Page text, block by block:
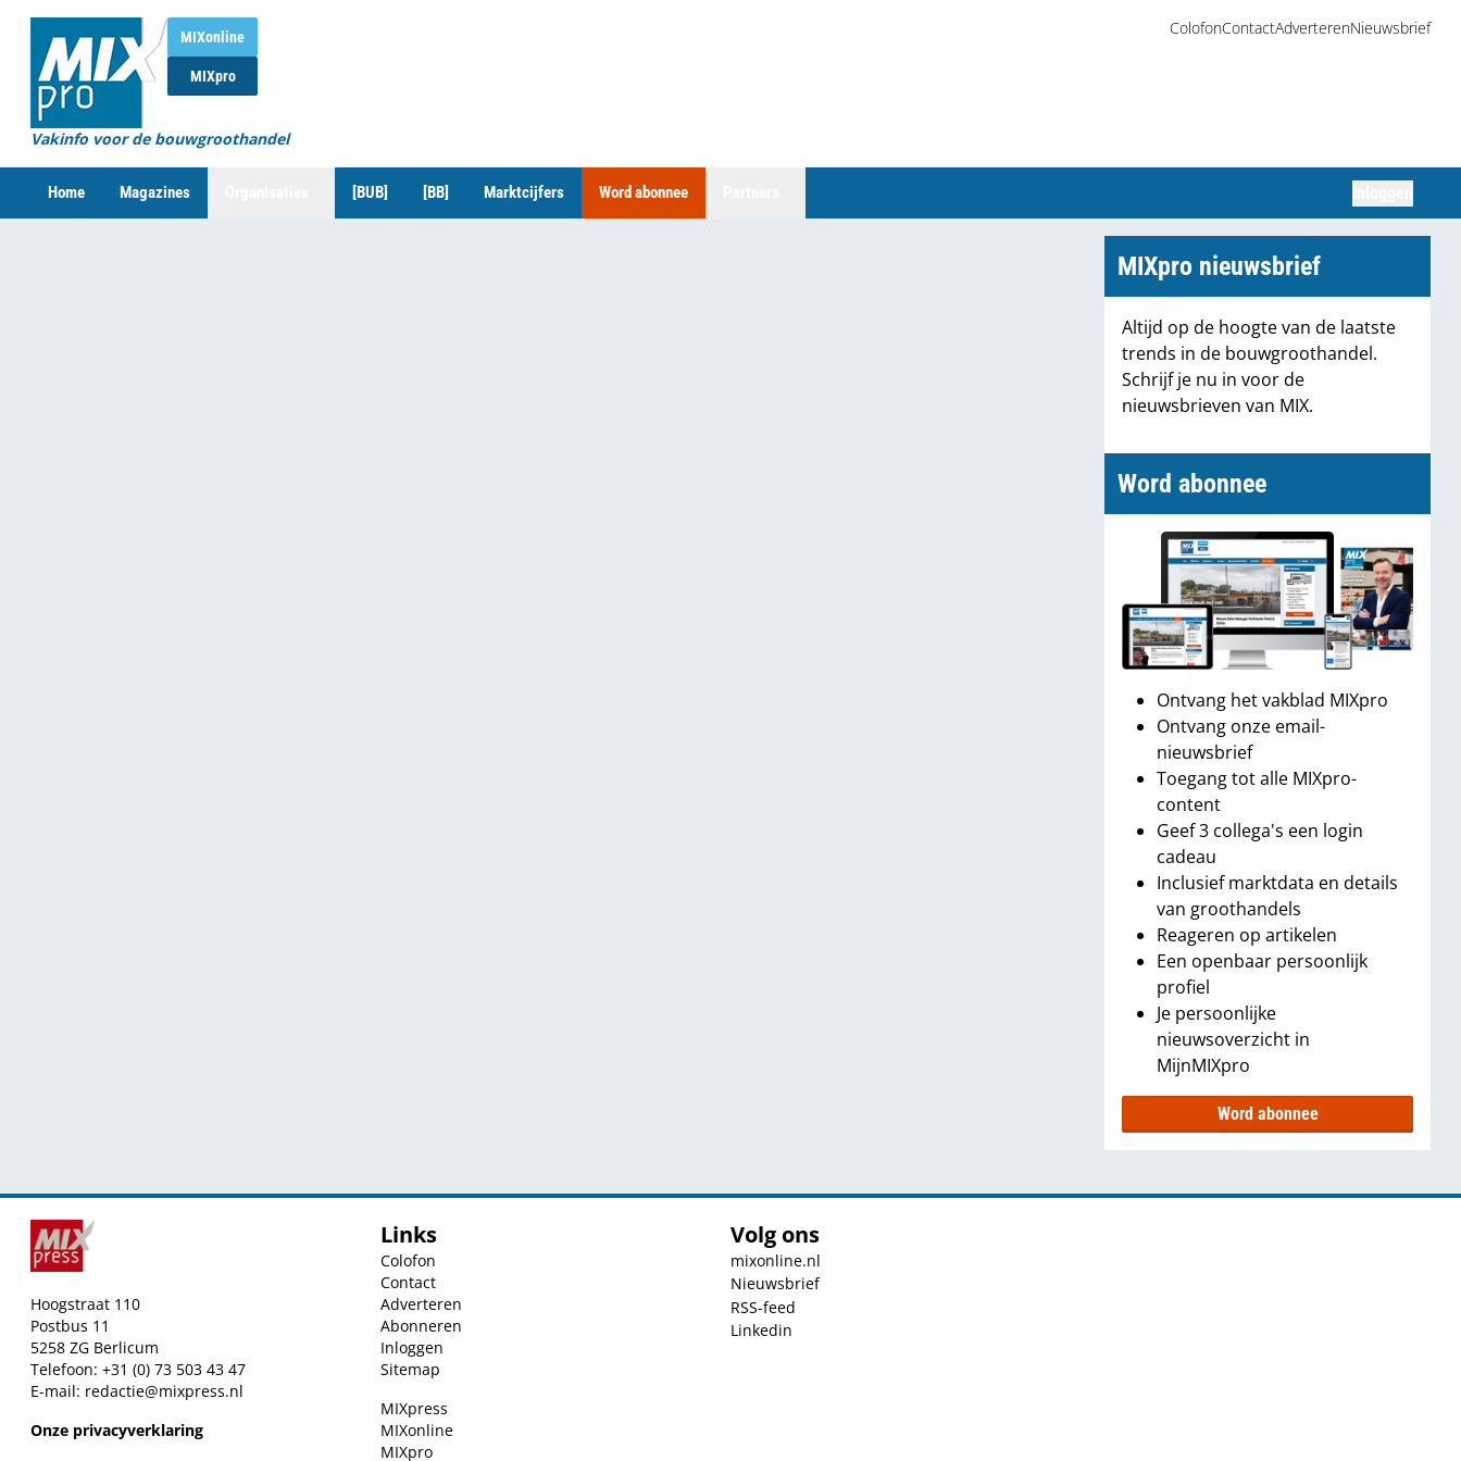
MIXonline
MIXpro
Vakinfo voor de bouwgroothandel
ColofonContactAdverterenNieuwsbrief
Home Magazines [BUB] [BB] Marktcijfers Word abonnee
MIXpro nieuwsbrief
Altijd op de hoogte van de laatste
trends in de bouwgroothandel.
Schrijf je nu in voor de
nieuwsbrieven van MIX.
Word abonnee
Ontvang het vakblad MIXpro
Ontvang onze email-
nieuwsbrief
Toegang tot alle MIXpro-
content
Geef 3 collega's een login
cadeau
Inclusief marktdata en details
van groothandels
Reageren op artikelen
Een openbaar persoonlijk
profiel
Je persoonlijke
nieuwsoverzicht in
MijnMIXpro
Word abonnee
Hoogstraat 110
Postbus 11
5258 ZG Berlicum
Telefoon: +31 (0) 73 503 43 47
E-mail: redactie@mixpress.nl
Onze privacyverklaring
Links
Colofon
Contact
Adverteren
Abonneren
Inloggen
Sitemap
MIXpress
MIXonline
MIXpro
Volg ons
mixonline.nl
Nieuwsbrief
RSS-feed
Linkedin